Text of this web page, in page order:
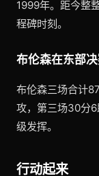
1999年。距今整
程碑时刻。
布伦森在东部决
布伦森三场合计
攻，第三场30分
级发挥。
行动起来